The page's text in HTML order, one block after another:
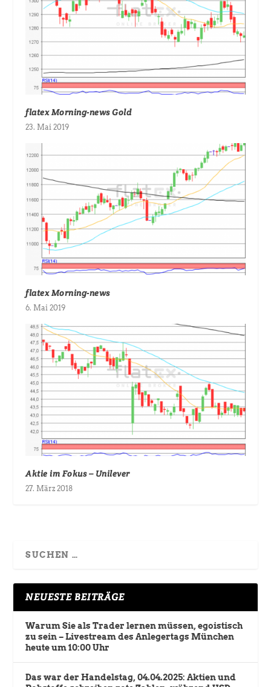
flatex Morning-news Gold
23. Mai 2019
flatex Morning-news
6. Mai 2019
Aktie im Fokus – Unilever
27. März 2018
NEUESTE BEITRÄGE
Warum Sie als Trader lernen müssen, egoistisch
zu sein – Livestream des Anlegertags München
heute um 10:00 Uhr
Das war der Handelstag, 04.04.2025: Aktien und